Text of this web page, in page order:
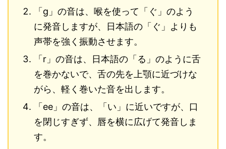
「g」の音は、喉を使って「ぐ」のよう
に発音しますが、日本語の「ぐ」よりも
声帯を強く振動させます。
「r」の音は、日本語の「る」のように舌
を巻かないで、舌の先を上顎に近づけな
がら、軽く巻いた音を出します。
「ee」の音は、「い」に近いですが、口
を閉じすぎず、唇を横に広げて発音しま
す。